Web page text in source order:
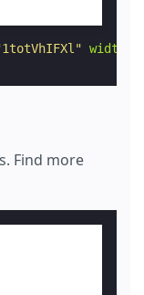
width
Find more